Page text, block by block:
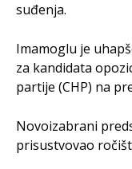
suđenja.
Imamoglu je
za kandidata
partije (CHP) na
Novoizabrani
prisustvovao